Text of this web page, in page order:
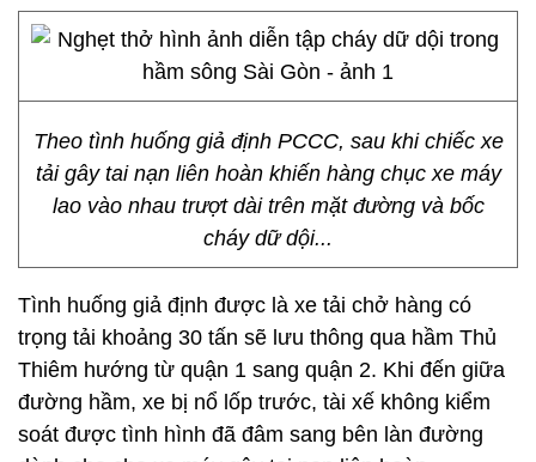
Theo tình huống giả định PCCC, sau khi chiếc xe
tải gây tai nạn liên hoàn khiến hàng chục xe máy
lao vào nhau trượt dài trên mặt đường và bốc
cháy dữ dội...
Tình huống giả định được là xe tải chở hàng có
trọng tải khoảng 30 tấn sẽ lưu thông qua hầm Thủ
Thiêm hướng từ quận 1 sang quận 2. Khi đến giữa
đường hầm, xe bị nổ lốp trước, tài xế không kiểm
soát được tình hình đã đâm sang bên làn đường